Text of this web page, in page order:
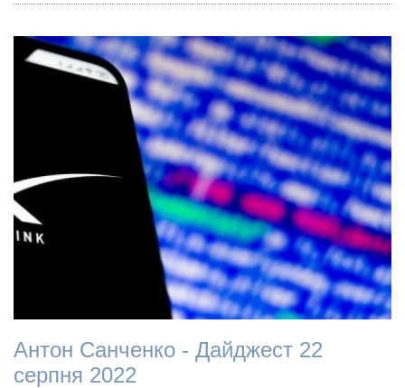
Антон Санченко - Дайджест 22
серпня 2022